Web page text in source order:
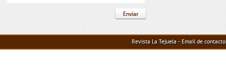
Revista La Tejuela - Email de